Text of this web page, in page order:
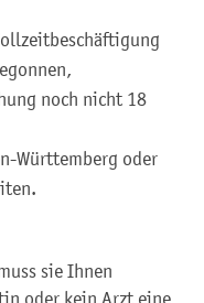
noch nicht 18
Württemberg oder
sie Ihnen
oder kein Arzt eine